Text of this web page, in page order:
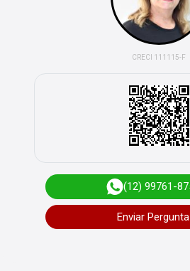
CRECI 111115-F
(12) 99761-
Enviar Pergunta